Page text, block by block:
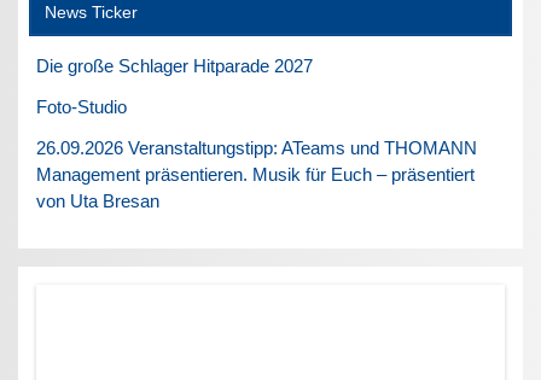
News Ticker
Die große Schlager Hitparade 2027
Foto-Studio
26.09.2026 Veranstaltungstipp: ATeams und THOMANN
Management präsentieren. Musik für Euch – präsentiert
von Uta Bresan